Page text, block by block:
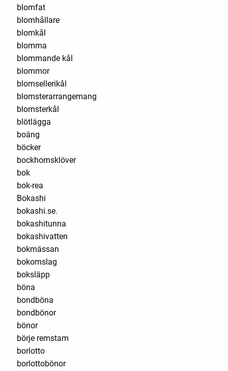
blomfat
blomhållare
blomkål
blomma
blommande kål
blommor
blomsellerikål
blomsterarrangemang
blomsterkål
blötlägga
boäng
böcker
bockhornsklöver
bok
bok-rea
Bokashi
bokashi.se.
bokashitunna
bokashivatten
bokmässan
bokomslag
boksläpp
böna
bondböna
bondbönor
bönor
börje remstam
borlotto
borlottobönor